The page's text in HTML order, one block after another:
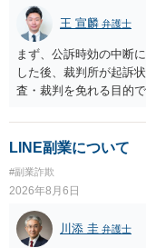
王 宣麟 弁護士
まず、公訴時効の中断
した後、裁判所が起訴
査・裁判を免れる目的
この規定によって時効
は、刑事事件化すると
られます。 他方で、相
事事件として、損害賠
て返金を求める方法も
否かにより結論が分かれ
LINE副業について
#副業詐欺
2026年8月6日
川添 圭 弁護士